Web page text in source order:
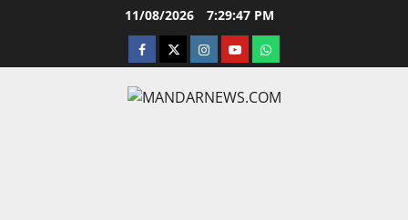
11/08/2026 7:29:48 PM
facebooktwitterinstagram.com
youtubewhatsapp